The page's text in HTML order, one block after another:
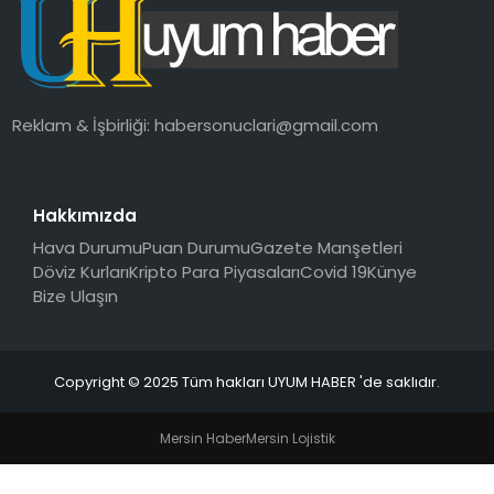
SAĞLIK
MAGAZIN
Reklam & İşbirliği:habersonuclari@gmail.com
Hakkımızda
Hava DurumuPuan DurumuGazete Manşetleri
Döviz KurlarıKripto Para PiyasalarıCovid 19Künye
Bize Ulaşın
Copyright © 2025 Tüm hakları UYUM HABER 'de saklıdır.
Mersin HaberMersin Lojistik